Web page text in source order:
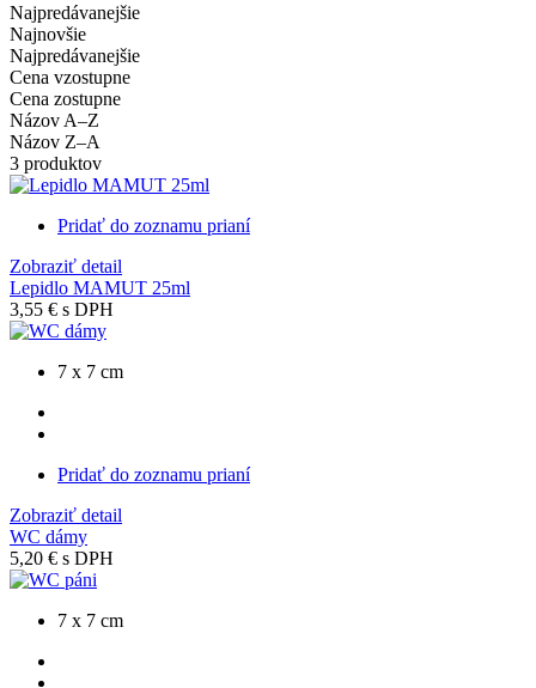
Najpredávanejšie
Najnovšie
Najpredávanejšie
Cena vzostupne
Cena zostupne
Názov A–Z
Názov Z–A
3 produktov
Pridať do zoznamu prianí
Zobraziť detail
Lepidlo MAMUT 25ml
3,55 € s DPH
7 x 7 cm
Pridať do zoznamu prianí
Zobraziť detail
WC dámy
5,20 € s DPH
7 x 7 cm